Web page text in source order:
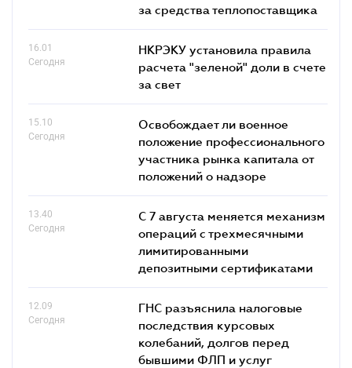
за средства теплопоставщика
16.01
Сегодня
НКРЭКУ установила правила
расчета "зеленой" доли в счете
за свет
15.10
Сегодня
Освобождает ли военное
положение профессионального
участника рынка капитала от
положений о надзоре
13.40
Сегодня
С 7 августа меняется механизм
операций с трехмесячными
лимитированными
депозитными сертификатами
12.09
Сегодня
ГНС разъяснила налоговые
последствия курсовых
колебаний, долгов перед
бывшими ФЛП и услуг